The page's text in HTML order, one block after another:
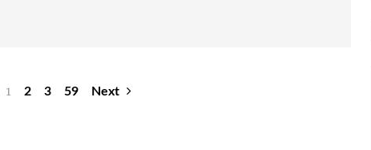
1 2 3 59 Next